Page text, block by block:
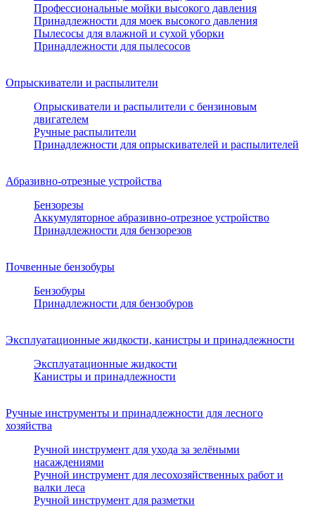
Профессиональные мойки высокого давления
Принадлежности для моек высокого давления
Пылесосы для влажной и сухой уборки
Принадлежности для пылесосов
Опрыскиватели и распылители
Опрыскиватели и распылители с бензиновым
двигателем
Ручные распылители
Принадлежности для опрыскивателей и распылителей
Абразивно-отрезные устройства
Бензорезы
Аккумуляторное абразивно-отрезное устройство
Принадлежности для бензорезов
Почвенные бензобуры
Бензобуры
Принадлежности для бензобуров
Эксплуатационные жидкости, канистры и принадлежности
Эксплуатационные жидкости
Канистры и принадлежности
Ручные инструменты и принадлежности для лесного
хозяйства
Ручной инструмент для ухода за зелёными
насаждениями
Ручной инструмент для лесохозяйственных работ и
валки леса
Ручной инструмент для разметки